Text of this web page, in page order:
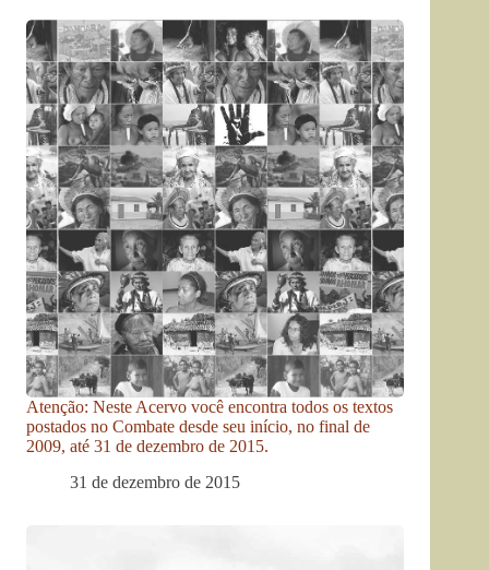
Atenção: Neste Acervo você encontra todos os textos
postados no Combate desde seu início, no final de
2009, até 31 de dezembro de 2015.
31 de dezembro de 2015